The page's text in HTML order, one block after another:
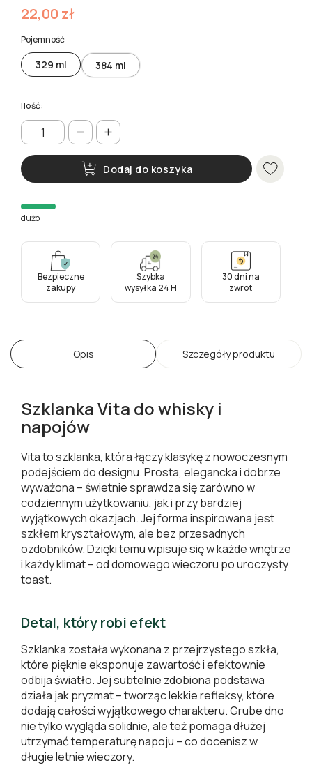
22,00 zł
Pojemność
329 ml 384 ml
Ilość:
Dodaj do koszyka
dużo
Bezpieczne
zakupy
Szybka
wysyłka 24 H
30 dni na
zwrot
Opis Szczegóły produktu
Szklanka Vita do whisky i
napojów
Vita to szklanka, która łączy klasykę z nowoczesnym
podejściem do designu. Prosta, elegancka i dobrze
wyważona – świetnie sprawdza się zarówno w
codziennym użytkowaniu, jak i przy bardziej
wyjątkowych okazjach. Jej forma inspirowana jest
szkłem kryształowym, ale bez przesadnych
ozdobników. Dzięki temu wpisuje się w każde wnętrze
i każdy klimat – od domowego wieczoru po uroczysty
toast.
Detal, który robi efekt
Szklanka została wykonana z przejrzystego szkła,
które pięknie eksponuje zawartość i efektownie
odbija światło. Jej subtelnie zdobiona podstawa
działa jak pryzmat – tworząc lekkie refleksy, które
dodają całości wyjątkowego charakteru. Grube dno
nie tylko wygląda solidnie, ale też pomaga dłużej
utrzymać temperaturę napoju – co docenisz w
długie letnie wieczory.